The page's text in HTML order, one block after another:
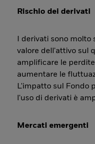
Rischio dei derivati
I derivati sono molto
valore dell'attivo sul
amplificare le
aumentare le
L'impatto sul Fondo
l'uso di derivati è
Mercati emergenti